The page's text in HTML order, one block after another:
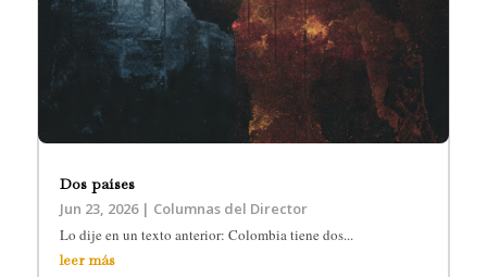
Dos países
Jun 23, 2026| Columnas del Director
Lo dije en un texto anterior: Colombia tiene dos...
leer más